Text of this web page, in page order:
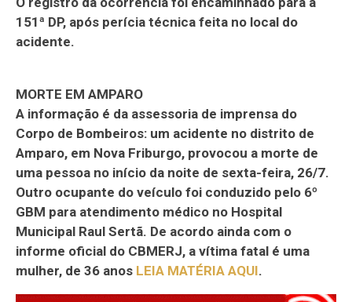
151ª DP, após perícia técnica feita no local do
acidente.
MORTE EM AMPARO
A informação é da assessoria de imprensa do
Corpo de Bombeiros: um acidente no distrito de
Amparo, em Nova Friburgo, provocou a morte de
uma pessoa no início da noite de sexta-feira, 26/7.
Outro ocupante do veículo foi conduzido pelo 6º
GBM para atendimento médico no Hospital
Municipal Raul Sertã. De acordo ainda com o
informe oficial do CBMERJ, a vítima fatal é uma
mulher, de 36 anos LEIA MATÉRIA AQUI.